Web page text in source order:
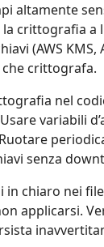
altamente
crittografia a
(AWS
crittografa.
nel
variabili
senza
chiaro nei
applicarsi.